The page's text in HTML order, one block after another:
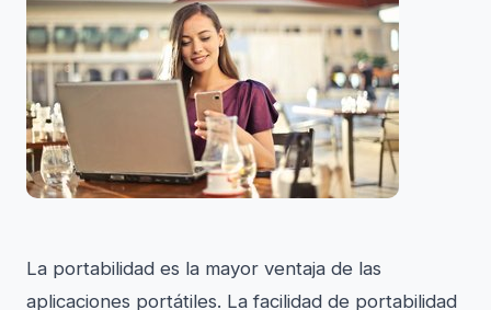
La portabilidad es la mayor ventaja de las
aplicaciones portátiles. La facilidad de portabilidad